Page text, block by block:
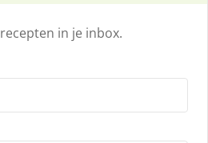
in je inbox.